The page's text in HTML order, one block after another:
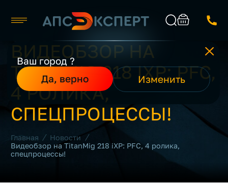
Ваш город ?
Да, верно
Изменить
Челябинск
Каталог
О компании
Производители
Реализованные проекты
Контакты
ВИДЕОБЗОР НА
TITANMIG 218 IXP: PFC,
4 РОЛИКА,
СПЕЦПРОЦЕССЫ!
Главная / Новости
/
Видеобзор на TitanMig 218 iXP: PFC, 4 ролика,
спецпроцессы!
Найти